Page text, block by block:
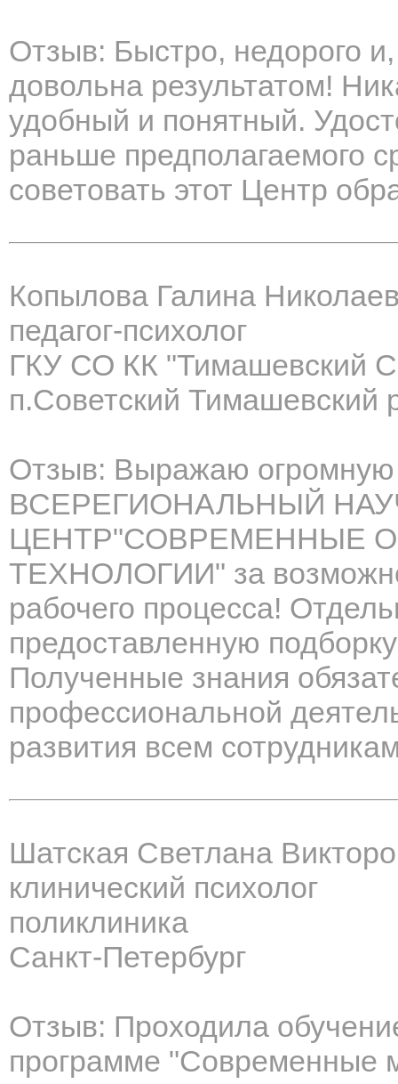
Отзыв: Быстро, недорого
довольна результатом!
удобный и понятный.
раньше предполагаемого
советовать этот Центр
Копылова Галина
педагог-психолог
ГКУ СО КК "Тимашевский
п.Советский Тимашевский
Отзыв: Выражаю огромную
ВСЕРЕГИОНАЛЬНЫЙ
ЦЕНТР"СОВРЕМЕННЫЕ
ТЕХНОЛОГИИ" за
рабочего процесса!
предоставленную
Полученные знания
профессиональной
развития всем
Шатская Светлана
клинический психолог
поликлиника
Санкт-Петербург
Отзыв: Проходила
программе "Современные